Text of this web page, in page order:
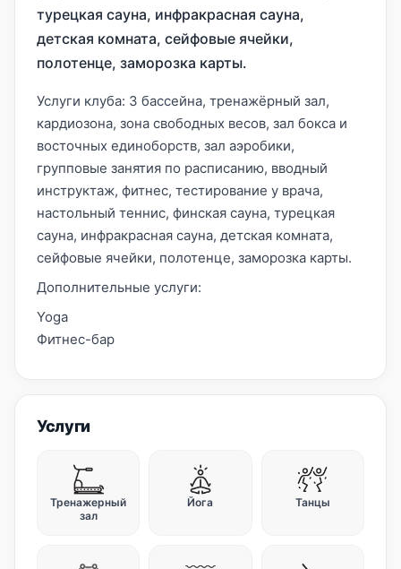
турецкая сауна, инфракрасная сауна,
детская комната, сейфовые ячейки,
полотенце, заморозка карты.
Услуги клуба: 3 бассейна, тренажёрный зал,
кардиозона, зона свободных весов, зал бокса и
восточных единоборств, зал аэробики,
групповые занятия по расписанию, вводный
инструктаж, фитнес, тестирование у врача,
настольный теннис, финская сауна, турецкая
сауна, инфракрасная сауна, детская комната,
сейфовые ячейки, полотенце, заморозка карты.
Дополнительные услуги:
Yoga
Фитнес-бар
Услуги
Тренажерный
зал
Йога Танцы